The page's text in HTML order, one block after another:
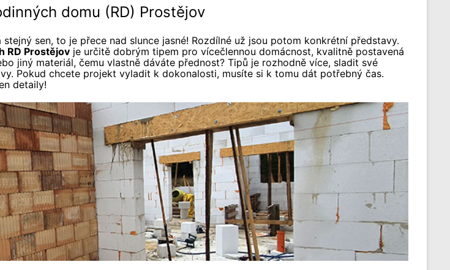
domu (RD) Prostějov
sen, to je přece nad slunce jasné! Rozdílné už jsou potom konkrétní představy.
RD Prostějov je určitě dobrým tipem pro vícečlennou domácnost, kvalitně postavená
jiný materiál, čemu vlastně dáváte přednost? Tipů je rozhodně více, sladit své
Pokud chcete projekt vyladit k dokonalosti, musíte si k tomu dát potřebný čas.
detaily!